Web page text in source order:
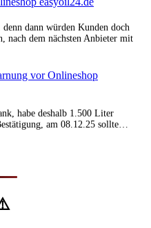
dann würden Kunden doch
nach dem nächsten Anbieter mit
vor Onlineshop
habe deshalb 1.500 Liter
am 08.12.25 sollte…